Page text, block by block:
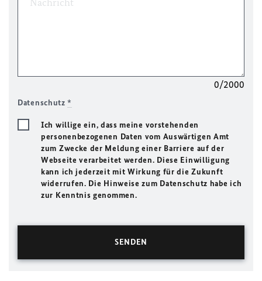
0/2000
Datenschutz*
Ich willige ein, dass meine vorstehenden
personenbezogenen Daten vom Auswärtigen Amt
zum Zwecke der Meldung einer Barriere auf der
Webseite verarbeitet werden. Diese Einwilligung
kann ich jederzeit mit Wirkung für die Zukunft
widerrufen. Die Hinweise zum Datenschutz habe ich
zur Kenntnis genommen.